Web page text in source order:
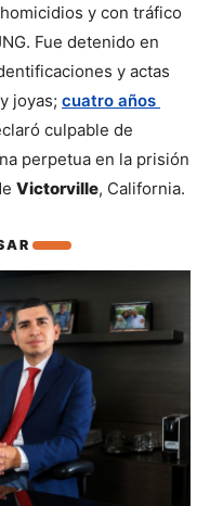
y con tráfico
Fue detenido en
y actas
joyas; cuatro años
culpable de
perpetua en la prisión
Victorville, California.